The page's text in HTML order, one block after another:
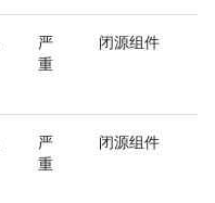
严
重
闭源组件
严
重
闭源组件